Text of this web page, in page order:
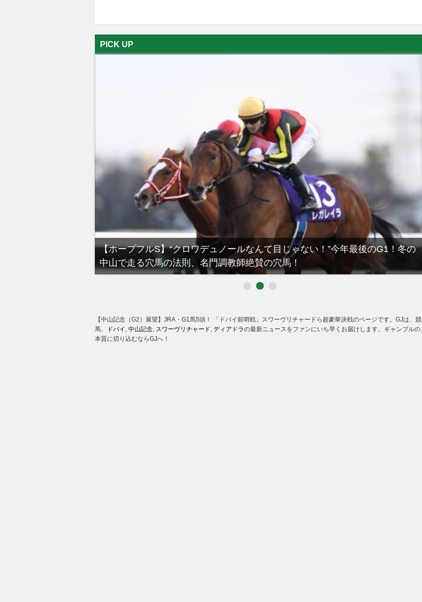
PICK UP
【ホープフルS】“クロワデュノールなんて目じゃない！”今年最後のG1！冬の
中山で走る穴馬の法則、名門調教師絶賛の穴馬！
【中山記念（G2）展望】JRA・G1馬5頭！ 「ドバイ前哨戦」スワーヴリチャードら超豪華決戦のページです。GJは、競
馬、
ドバイ , 中山記念, スワーヴリチャード, ディアドラの最新ニュースをファンにいち早くお届けします。ギャンブルの
本質に切り込むならGJへ！